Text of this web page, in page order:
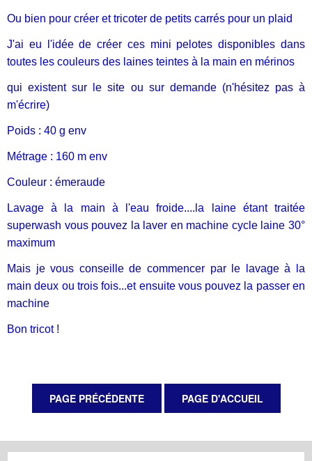
Ou bien pour créer et tricoter de petits carrés pour un plaid
J'ai eu l'idée de créer ces mini pelotes disponibles dans
toutes les couleurs des laines teintes à la main en mérinos
qui existent sur le site ou sur demande (n'hésitez pas à
m'écrire)
Poids : 40 g env
Métrage : 160 m env
Couleur : émeraude
Lavage à la main à l'eau froide....la laine étant traitée
superwash vous pouvez la laver en machine cycle laine 30°
maximum
Mais je vous conseille de commencer par le lavage à la
main deux ou trois fois...et ensuite vous pouvez la passer en
machine
Bon tricot !